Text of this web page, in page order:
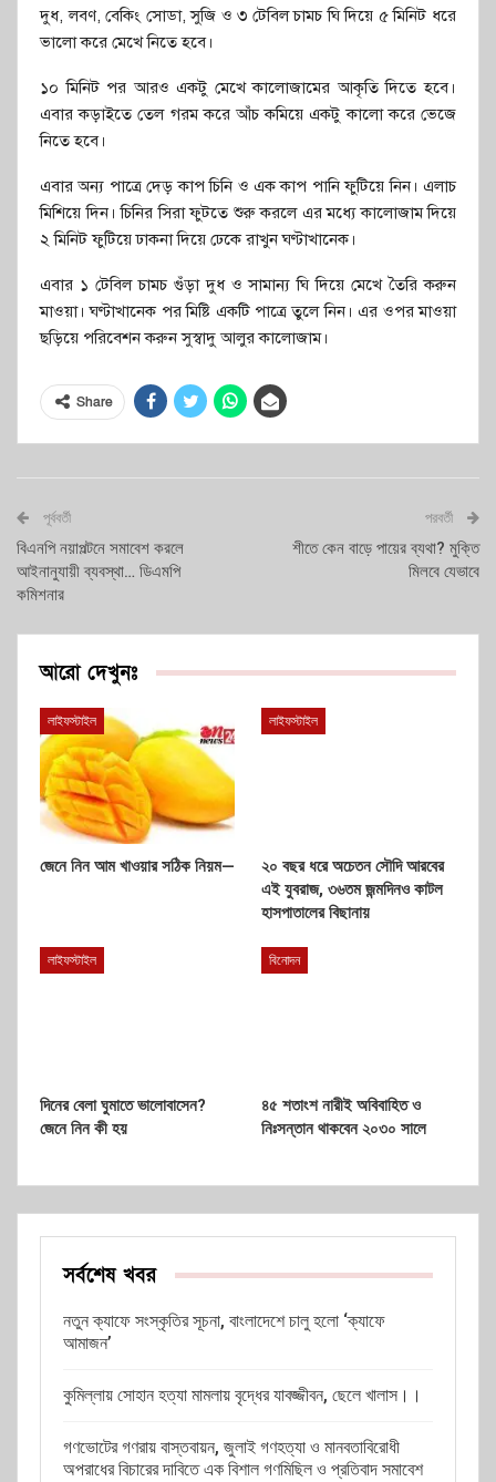
দুধ, লবণ, বেকিং সোডা, সুজি ও ৩ টেবিল চামচ ঘি দিয়ে ৫ মিনিট ধরে
ভালো করে মেখে নিতে হবে।
১০ মিনিট পর আরও একটু মেখে কালোজামের আকৃতি দিতে হবে।
এবার কড়াইতে তেল গরম করে আঁচ কমিয়ে একটু কালো করে ভেজে
নিতে হবে।
এবার অন্য পাত্রে দেড় কাপ চিনি ও এক কাপ পানি ফুটিয়ে নিন। এলাচ
মিশিয়ে দিন। চিনির সিরা ফুটতে শুরু করলে এর মধ্যে কালোজাম দিয়ে
২ মিনিট ফুটিয়ে ঢাকনা দিয়ে ঢেকে রাখুন ঘণ্টাখানেক।
এবার ১ টেবিল চামচ গুঁড়া দুধ ও সামান্য ঘি দিয়ে মেখে তৈরি করুন
মাওয়া। ঘণ্টাখানেক পর মিষ্টি একটি পাত্রে তুলে নিন। এর ওপর মাওয়া
ছড়িয়ে পরিবেশন করুন সুস্বাদু আলুর কালোজাম।
Share
পূর্ববর্তী
বিএনপি নয়াপল্টনে সমাবেশ করলে
আইনানুযায়ী ব্যবস্থা… ডিএমপি
কমিশনার
পরবর্তী
শীতে কেন বাড়ে পায়ের ব্যথা? মুক্তি
মিলবে যেভাবে
আরো দেখুনঃ
লাইফস্টাইল
জেনে নিন আম খাওয়ার সঠিক নিয়ম—
লাইফস্টাইল
২০ বছর ধরে অচেতন সৌদি আরবের
এই যুবরাজ, ৩৬তম জন্মদিনও কাটল
হাসপাতালের বিছানায়
লাইফস্টাইল
দিনের বেলা ঘুমাতে ভালোবাসেন?
জেনে নিন কী হয়
বিনোদন
৪৫ শতাংশ নারীই অবিবাহিত ও
নিঃসন্তান থাকবেন ২০৩০ সালে
সর্বশেষ খবর
নতুন ক্যাফে সংস্কৃতির সূচনা, বাংলাদেশে চালু হলো ‘ক্যাফে
আমাজন’
কুমিল্লায় সোহান হত্যা মামলায় বৃদ্ধের যাবজ্জীবন, ছেলে খালাস।।
গণভোটের গণরায় বাস্তবায়ন, জুলাই গণহত্যা ও মানবতাবিরোধী
অপরাধের বিচারের দাবিতে এক বিশাল গণমিছিল ও প্রতিবাদ সমাবেশ